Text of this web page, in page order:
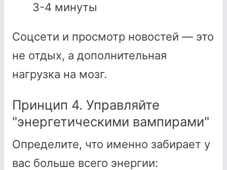
3-4 минуты
Соцсети и просмотр новостей — это
не отдых, а дополнительная
нагрузка на мозг.
Принцип 4. Управляйте
"энергетическими вампирами"
Определите, что именно забирает у
вас больше всего энергии: